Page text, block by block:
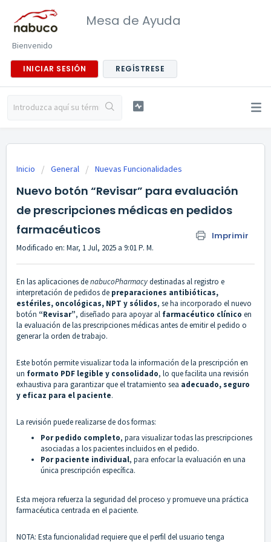
Mesa de Ayuda
Bienvenido
INICIAR SESIÓN REGÍSTRESE
Inicio General Nuevas Funcionalidades
Nuevo botón “Revisar” para evaluación
de prescripciones médicas en pedidos
farmacéuticos
Imprimir
Modificado en: Mar, 1 Jul, 2025 a 9:01 P. M.
En las aplicaciones denabucoPharmacydestinadas al registro e
interpretación de pedidos de preparaciones antibióticas,
estériles, oncológicas, NPT y sólidos, se ha incorporado el nuevo
botón “Revisar”, diseñado para apoyar al farmacéutico clínico en
la evaluación de las prescripciones médicas antes de emitir el pedido o
generar la orden de trabajo.
Este botón permite visualizar toda la información de la prescripción en
un formato PDF legible y consolidado, lo que facilita una revisión
exhaustiva para garantizar que el tratamiento sea adecuado, seguro
y eficaz para el paciente.
La revisión puede realizarse de dos formas:
Por pedido completo, para visualizar todas las prescripciones
asociadas a los pacientes incluidos en el pedido.
Por paciente individual, para enfocar la evaluación en una
única prescripción específica.
Esta mejora refuerza la seguridad del proceso y promueve una práctica
farmacéutica centrada en el paciente.
NOTA: Esta funcionalidad requiere que el perfil del usuario tenga